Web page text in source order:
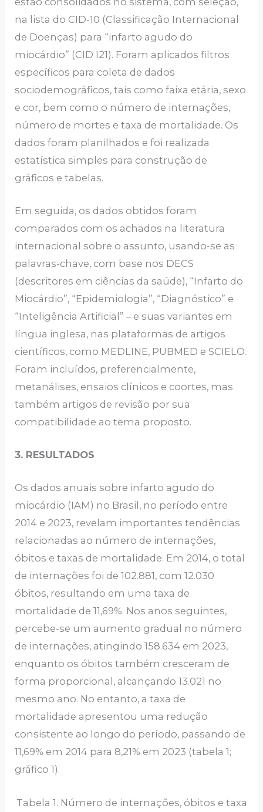
na lista do CID-10 (Classificação Internacional
de Doenças) para “infarto agudo do
miocárdio” (CID I21). Foram aplicados filtros
específicos para coleta de dados
sociodemográficos, tais como faixa etária, sexo
e cor, bem como o número de internações,
número de mortes e taxa de mortalidade. Os
dados foram planilhados e foi realizada
estatística simples para construção de
gráficos e tabelas.
Em seguida, os dados obtidos foram
comparados com os achados na literatura
internacional sobre o assunto, usando-se as
palavras-chave, com base nos DECS
(descritores em ciências da saúde), “Infarto do
Miocárdio”, “Epidemiologia”, “Diagnóstico” e
“Inteligência Artificial” – e suas variantes em
língua inglesa, nas plataformas de artigos
científicos, como MEDLINE, PUBMED e SCIELO.
Foram incluídos, preferencialmente,
metanálises, ensaios clínicos e coortes, mas
também artigos de revisão por sua
compatibilidade ao tema proposto.
3. RESULTADOS
Os dados anuais sobre infarto agudo do
miocárdio (IAM) no Brasil, no período entre
2014 e 2023, revelam importantes tendências
relacionadas ao número de internações,
óbitos e taxas de mortalidade. Em 2014, o total
de internações foi de 102.881, com 12.030
óbitos, resultando em uma taxa de
mortalidade de 11,69%. Nos anos seguintes,
percebe-se um aumento gradual no número
de internações, atingindo 158.634 em 2023,
enquanto os óbitos também cresceram de
forma proporcional, alcançando 13.021 no
mesmo ano. No entanto, a taxa de
mortalidade apresentou uma redução
consistente ao longo do período, passando de
11,69% em 2014 para 8,21% em 2023 (tabela 1;
gráfico 1).
Tabela 1. Número de internações, óbitos e taxa